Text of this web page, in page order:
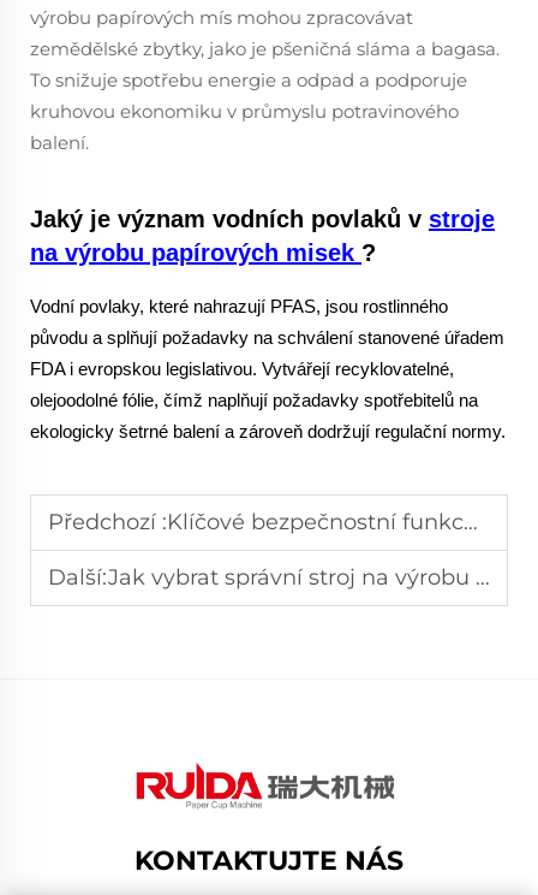
výrobu papírových mís mohou zpracovávat
zemědělské zbytky, jako je pšeničná sláma a bagasa.
To snižuje spotřebu energie a odpad a podporuje
kruhovou ekonomiku v průmyslu potravinového
balení.
Jaký je význam vodních povlaků v stroje
na výrobu papírových misek ?
Vodní povlaky, které nahrazují PFAS, jsou rostlinného
původu a splňují požadavky na schválení stanovené úřadem
FDA i evropskou legislativou. Vytvářejí recyklovatelné,
olejoodolné fólie, čímž naplňují požadavky spotřebitelů na
ekologicky šetrné balení a zároveň dodržují regulační normy.
Předchozí :Klíčové bezpečnostní funkce, které by měl mít každý stroj na výrobu papírových misek
Další:Jak vybrat správní stroj na výrobu papírových misek pro potřeby vašeho podniku
KONTAKTUJTE NÁS